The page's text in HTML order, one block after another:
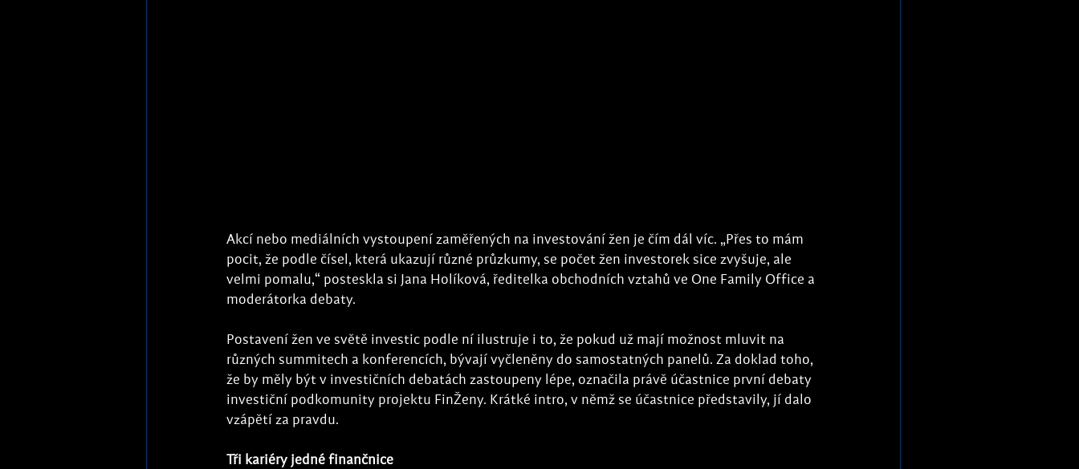
Akcí nebo mediálních vystoupení zaměřených na investování žen je čím dál víc. „Přes to mám
pocit, že podle čísel, která ukazují různé průzkumy, se počet žen investorek sice zvyšuje, ale
velmi pomalu,“ posteskla si Jana Holíková, ředitelka obchodních vztahů ve One Family Office a
moderátorka debaty.
Postavení žen ve světě investic podle ní ilustruje i to, že pokud už mají možnost mluvit na
různých summitech a konferencích, bývají vyčleněny do samostatných panelů. Za doklad toho,
že by měly být v investičních debatách zastoupeny lépe, označila právě účastnice první debaty
investiční podkomunity projektu FinŽeny. Krátké intro, v němž se účastnice představily, jí dalo
vzápětí za pravdu.
Tři kariéry jedné finančnice